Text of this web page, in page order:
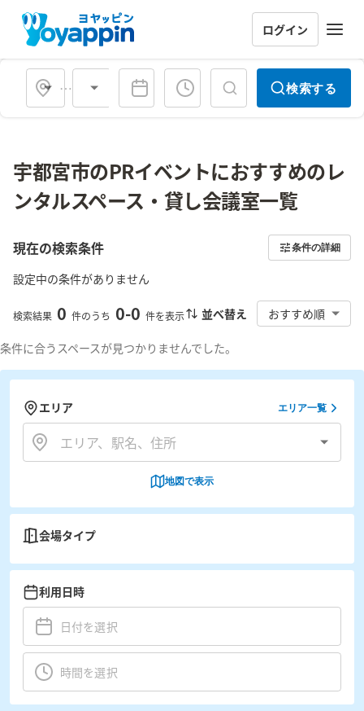
ログイン
会場タイプ 検索する
宇都宮市のPRイベントにおすすめのレ
ンタルスペース・貸し会議室一覧
現在の検索条件 条件の詳細
設定中の条件がありません
検索結果 0 件のうち 0-0 件を表示 並べ替え おすすめ順
条件に合うスペースが見つかりませんでした。
エリア エリア一覧
地図で表示
会場タイプ
利用日時